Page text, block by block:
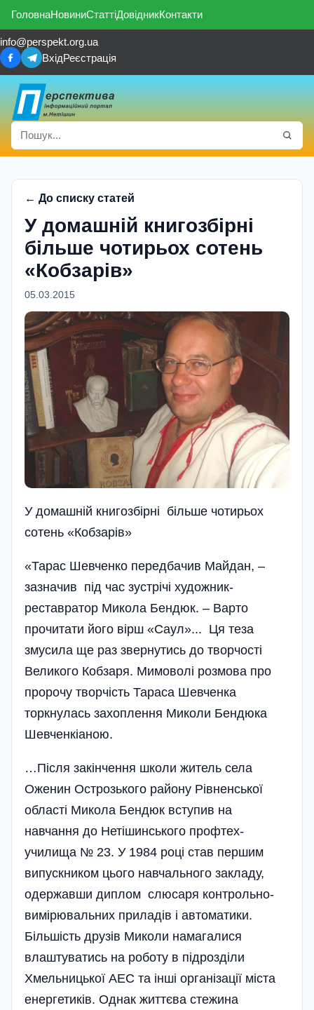
ГоловнаНовиниСтаттіДовідникКонтакти
info@perspekt.org.ua
ВхідРеєстрація
← До списку статей
У домашнiй книгозбiрнi
бiльше чотирьох сотень
«Кобзарiв»
05.03.2015
У домашнiй книгозбiрнi бiльше чотирьох
сотень «Кобзарiв»
«Тарас Шевченко передбачив Майдан, –
зазначив під час зустрічі художник-
реставратор Микола Бендюк. – Варто
прочитати його вірш «Саул»... Ця теза
змусила ще раз звернутись до творчості
Великого Кобзаря. Мимоволі розмова про
пророчу творчість Тараса Шевченка
торкнулась захоплення Миколи Бендюка
Шевчен­кіаною.
…Після закінчення школи житель села
Оженин Острозького району Рівненської
області Микола Бендюк вступив на
навчання до Нетішинського профтех­
училища № 23. У 1984 році став першим
випускником цього навчального закладу,
одержавши диплом слюсаря контрольно-
вимірювальних приладів і автоматики.
Більшість друзів Миколи намагалися
влаштуватись на роботу в підрозділи
Хмельницької АЕС та інші організації міста
енергетиків. Однак життєва стежина